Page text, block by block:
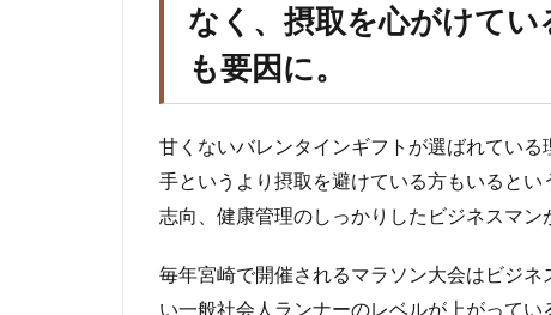
なく、摂取を心がけて
も要因に。
甘くないバレンタインギフトが選ばれてい
手というより摂取を避けている方もいると
志向、健康管理のしっかりしたビジネスマン
毎年宮崎で開催されるマラソン大会はビジ
い一般社会人ランナーのレベルが上がってい